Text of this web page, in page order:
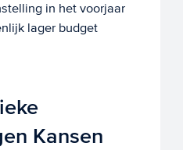
in het voorjaar
lager budget
Kansen